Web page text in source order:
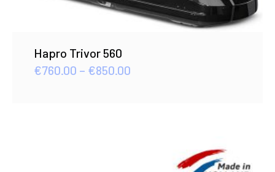
Hapro Trivor 560
€760.00 – €850.00